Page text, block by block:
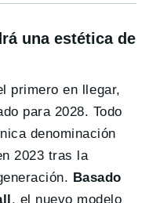
una estética de
primero en llegar,
para 2028. Todo
denominación
2023 tras la
Basado
, el nuevo modelo